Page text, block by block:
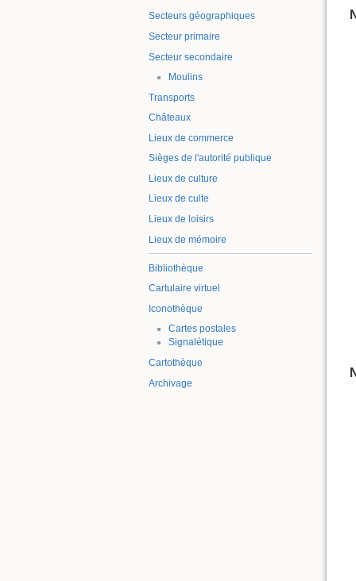
Secteurs géographiques
Secteur primaire
Secteur secondaire
Moulins
Transports
Châteaux
Lieux de commerce
Sièges de l'autorité publique
Lieux de culture
Lieux de culte
Lieux de loisirs
Lieux de mémoire
Bibliothèque
Cartulaire virtuel
Iconothèque
Cartes postales
Signalétique
Cartothèque
Archivage